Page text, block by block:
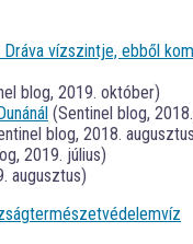
vízszintje, ebből
blog, 2019. október)
(Sentinel blog,
blog, 2018.
2019. július)
augusztus)
természetvédelemvíz